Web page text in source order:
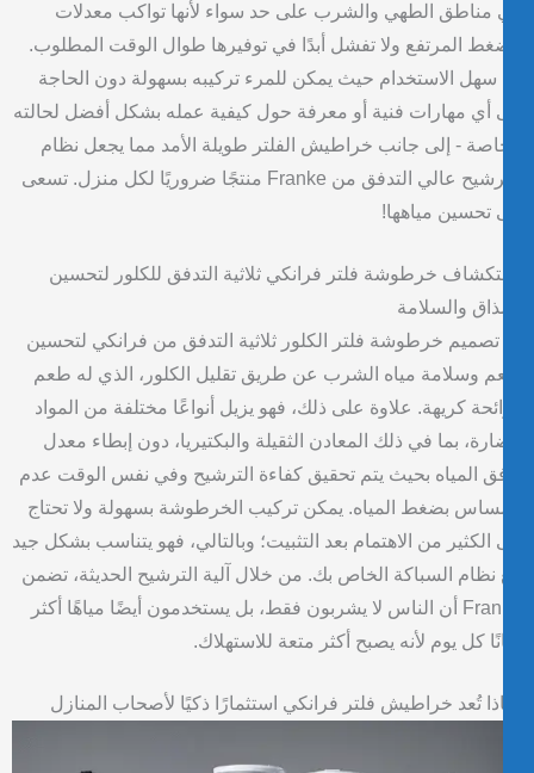
مناطق الطهي والشرب على حد سواء لأنها تواكب معدلات
المرتفع ولا تفشل أبدًا في توفيرها طوال الوقت المطلوب.
سهل الاستخدام حيث يمكن للمرء تركيبه بسهولة دون الحاجة
أي مهارات فنية أو معرفة حول كيفية عمله بشكل أفضل لحالته
- إلى جانب خراطيش الفلتر طويلة الأمد مما يجعل نظام
الترشيح عالي التدفق من Franke منتجًا ضروريًا لكل منزل. تسعى
تحسين مياهها!
خرطوشة فلتر فرانكي ثلاثية التدفق للكلور لتحسين
والسلامة
تصميم خرطوشة فلتر الكلور ثلاثية التدفق من فرانكي لتحسين
وسلامة مياه الشرب عن طريق تقليل الكلور، الذي له طعم
كريهة. علاوة على ذلك، فهو يزيل أنواعًا مختلفة من المواد
بما في ذلك المعادن الثقيلة والبكتيريا، دون إبطاء معدل
المياه بحيث يتم تحقيق كفاءة الترشيح وفي نفس الوقت عدم
بضغط المياه. يمكن تركيب الخرطوشة بسهولة ولا تحتاج
الكثير من الاهتمام بعد التثبيت؛ وبالتالي، فهو يتناسب بشكل جيد
نظام السباكة الخاص بك. من خلال آلية الترشيح الحديثة، تضمن
Franke أن الناس لا يشربون فقط، بل يستخدمون أيضًا مياهًا أكثر
كل يوم لأنه يصبح أكثر متعة للاستهلاك.
تُعد خراطيش فلتر فرانكي استثمارًا ذكيًا لأصحاب المنازل